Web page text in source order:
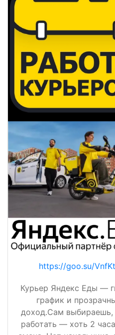
https://goo.su/
Курьер Яндекс Еды —
график и
доход.Сам выбираешь,
работать — хоть 2